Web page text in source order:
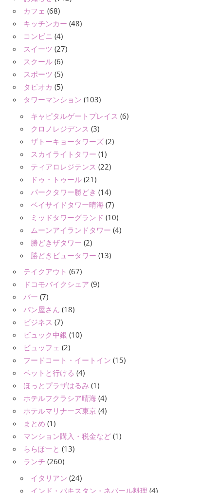
カフェ (68)
キッチンカー (48)
コンビニ (4)
スイーツ (27)
スクール (6)
スポーツ (5)
タピオカ (5)
タワーマンション (103)
キャピタルゲートプレイス (6)
クロノレジデンス (3)
ザトーキョータワーズ (2)
スカイライトタワー (1)
ティアロレジテンス (22)
ドゥ・トゥール (21)
パークタワー勝どき (14)
ベイサイドタワー晴海 (7)
ミッドタワーグランド (10)
ムーンアイランドタワー (4)
勝どきザタワー (2)
勝どきビュータワー (13)
テイクアウト (67)
ドコモバイクシェア (9)
バー (7)
パン屋さん (18)
ビジネス (7)
ビュック中銀 (10)
ビュッフェ (2)
フードコート・イートイン (15)
ペットと行ける (4)
ほっとプラザはるみ (1)
ホテルフクラシア晴海 (4)
ホテルマリナーズ東京 (4)
まとめ (1)
マンション購入・税金など (1)
ららぽーと (13)
ランチ (260)
イタリアン (24)
インド・パキスタン・ネパール料理 (4)